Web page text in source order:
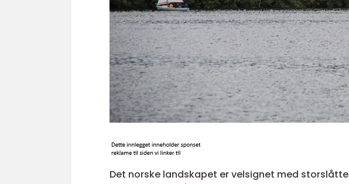
Det norske landskapet er velsignet med